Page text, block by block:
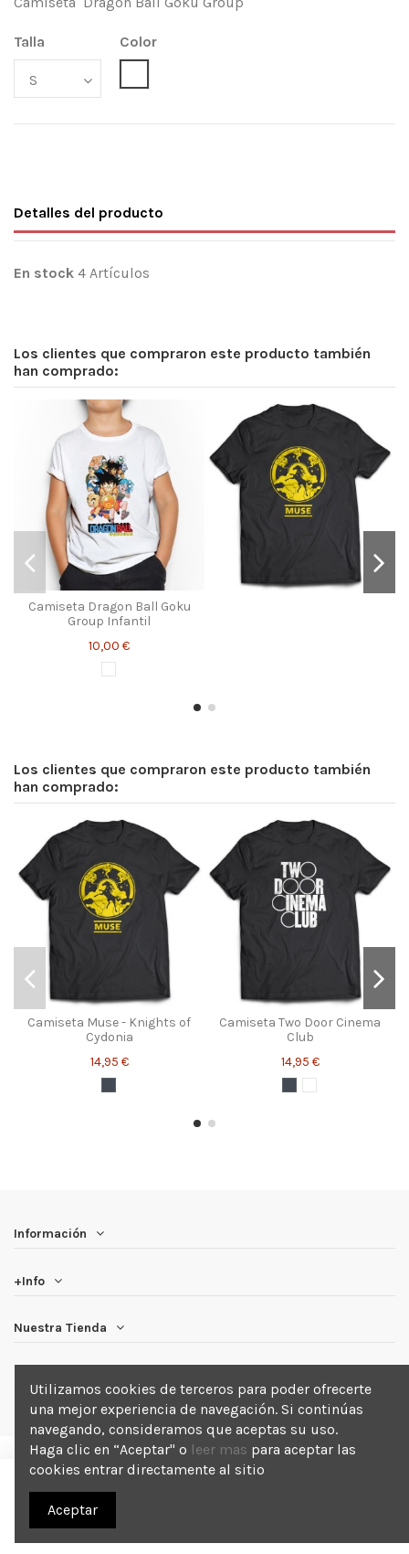
Talla
Color
Detalles del producto
En stock 4 Artículos
Los clientes que compraron este producto también
han comprado:
Camiseta Dragon Ball Goku
Group Infantil
10,00 €
Los clientes que compraron este producto también
han comprado:
Camiseta Muse - Knights of
Cydonia
14,95 €
Camiseta Two Door Cinema
Club
14,95 €
Información
+Info
Nuestra Tienda
Utilizamos cookies de terceros para poder ofrecerte
una mejor experiencia de navegación. Si continúas
navegando, consideramos que aceptas su uso.
Haga clic en “Aceptar" o leer mas para aceptar las
cookies entrar directamente al sitio
Aceptar